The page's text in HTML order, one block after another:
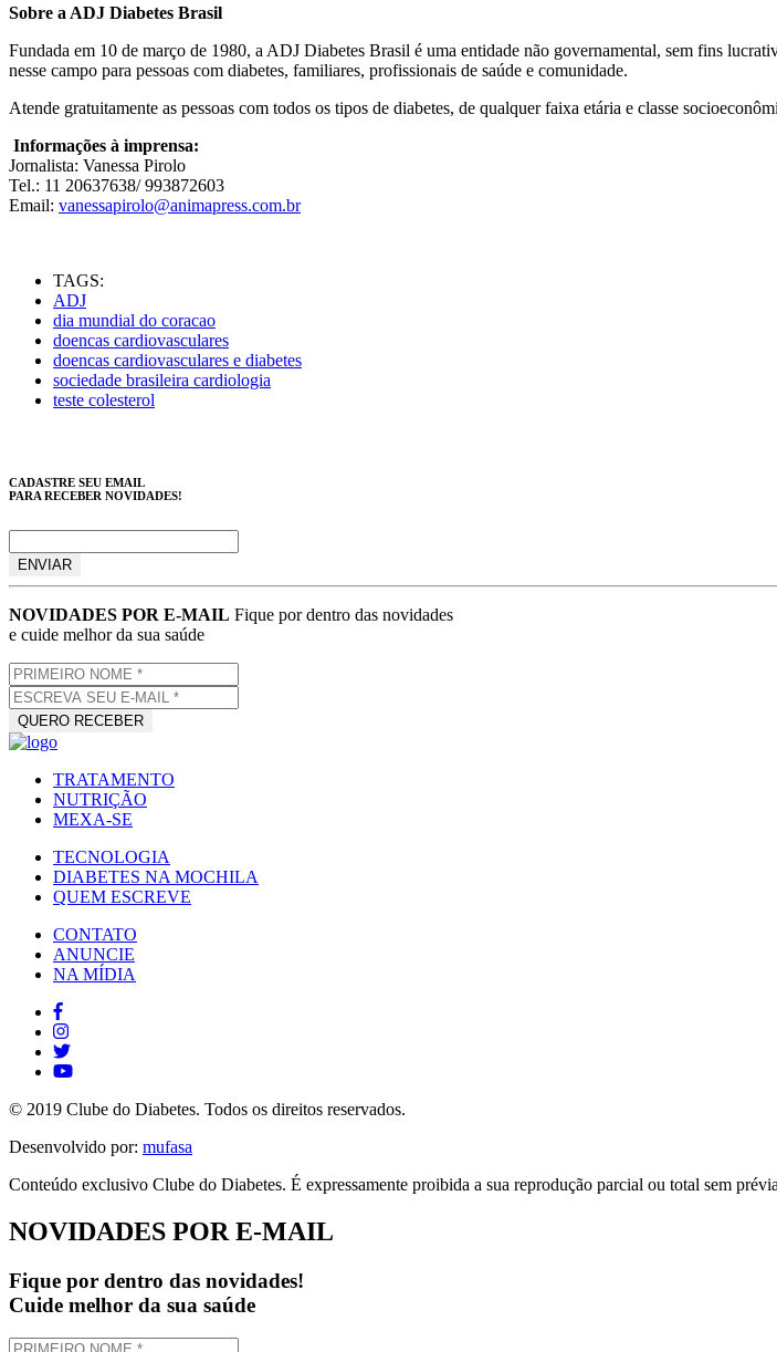
Sobre a ADJ Diabetes Brasil
Fundada em 10 de março de 1980, a ADJ Diabetes Brasil é uma entidade não governamental, sem fins
nesse campo para pessoas com diabetes, familiares, profissionais de saúde e comunidade.
Atende gratuitamente as pessoas com todos os tipos de diabetes, de qualquer faixa etária e classe
Informações à imprensa:
Jornalista: Vanessa Pirolo
Tel.: 11 20637638/ 993872603
Email: vanessapirolo@animapress.com.br
TAGS:
ADJ
dia mundial do coracao
doencas cardiovasculares
doencas cardiovasculares e diabetes
sociedade brasileira cardiologia
teste colesterol
CADASTRE SEU EMAIL
PARA RECEBER NOVIDADES!
NOVIDADES POR E-MAIL Fique por dentro das novidades
e cuide melhor da sua saúde
TRATAMENTO
NUTRIÇÃO
MEXA-SE
TECNOLOGIA
DIABETES NA MOCHILA
QUEM ESCREVE
CONTATO
ANUNCIE
NA MÍDIA
© 2019 Clube do Diabetes. Todos os direitos reservados.
Desenvolvido por: mufasa
Conteúdo exclusivo Clube do Diabetes. É expressamente proibida a sua reprodução parcial ou total sem
NOVIDADES POR E-MAIL
Fique por dentro das novidades!
Cuide melhor da sua saúde